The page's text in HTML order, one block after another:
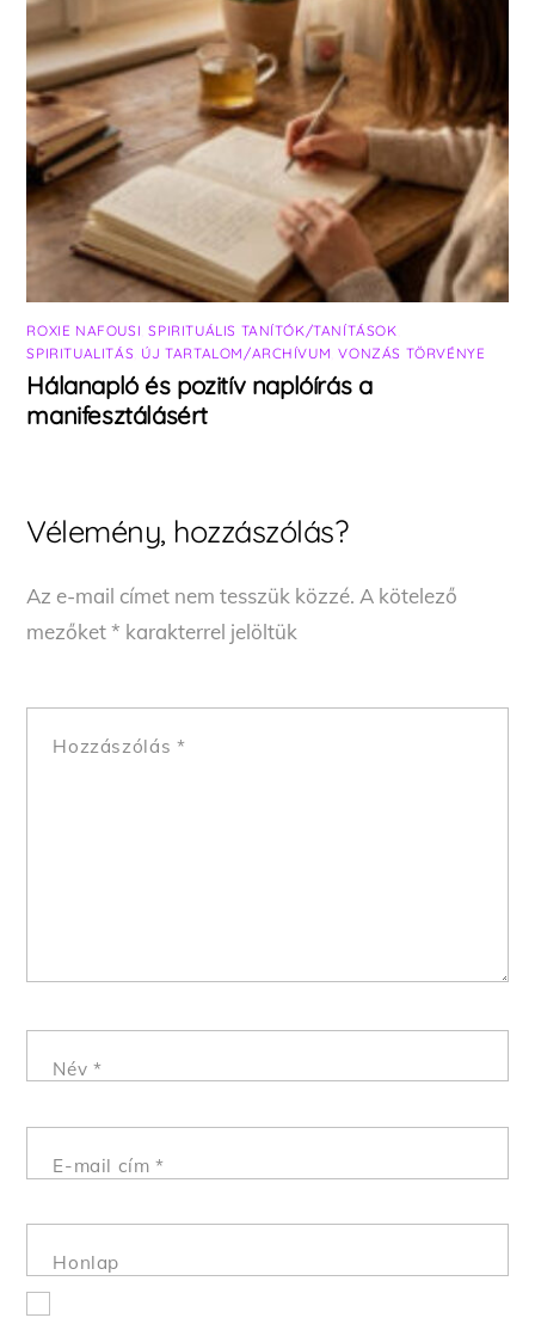
ROXIE NAFOUSI ,SPIRITUÁLIS TANÍTÓK/TANÍTÁSOK
SPIRITUALITÁS ÚJ TARTALOM/ARCHÍVUM ,VONZÁS TÖRVÉNYE
Hálanapló és pozitív naplóírás a
manifesztálásért
Vélemény, hozzászólás?
Az e-mail címet nem tesszük közzé. A kötelező
mezőket* karakterrel jelöltük
Hozzászólás *
Név *
E-mail cím*
Honlap